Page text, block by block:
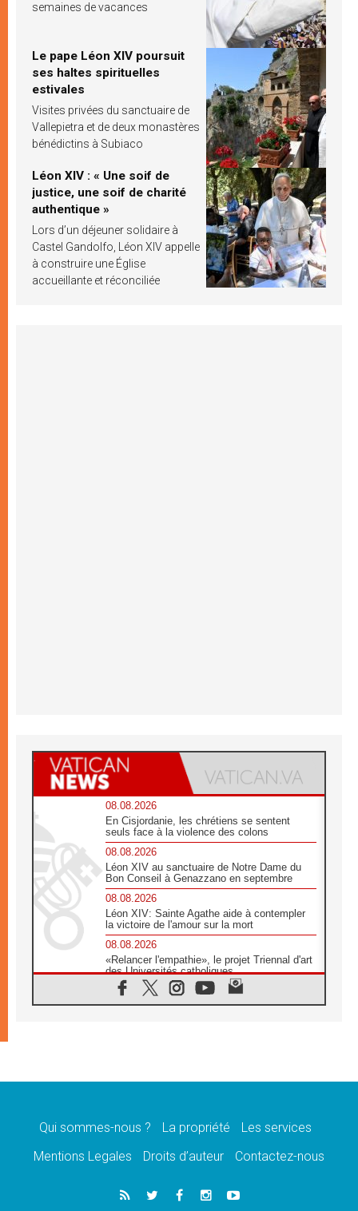
semaines de vacances
Le pape Léon XIV poursuit
ses haltes spirituelles
estivales
Visites privées du sanctuaire de
Vallepietra et de deux monastères
bénédictins à Subiaco
Léon XIV : « Une soif de
justice, une soif de charité
authentique »
Lors d’un déjeuner solidaire à
Castel Gandolfo, Léon XIV appelle
à construire une Église
accueillante et réconciliée
08.08.2026
En Cisjordanie, les chrétiens se sentent
seuls face à la violence des colons
08.08.2026
Léon XIV au sanctuaire de Notre Dame du
Bon Conseil à Genazzano en septembre
08.08.2026
Léon XIV: Sainte Agathe aide à contempler
la victoire de l'amour sur la mort
08.08.2026
«Relancer l'empathie», le projet Triennal d'art
des Universités catholiques
08.08.2026
Signis 2026, donner la parole aux religieuses
07.08.2026
07.08.2026
de l'Assomption et mémoire nationale
«La paix commence par l'empathie» estime
le cardinal Parolin
Qui sommes-nous ? La propriété
Les services
Mentions Legales
Droits d’auteur Contactez-nous